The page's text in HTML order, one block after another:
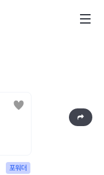
좋아요
포워더